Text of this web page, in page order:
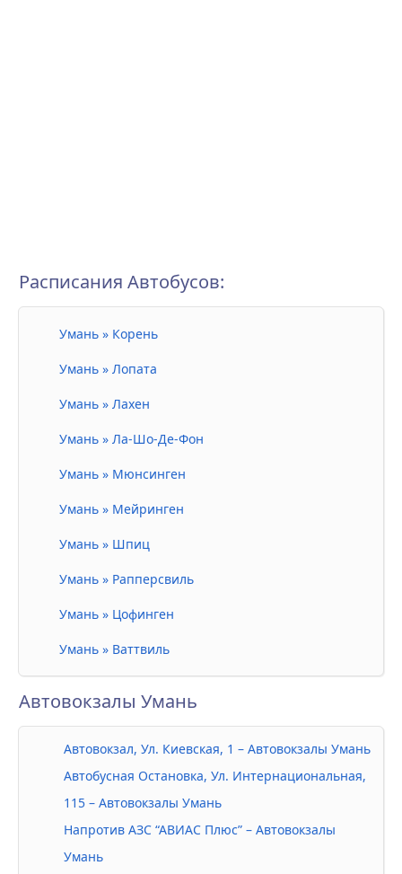
Расписания Автобусов:
Умань » Корень
Умань » Лопата
Умань » Лахен
Умань » Ла-Шо-Де-Фон
Умань » Мюнсинген
Умань » Мейринген
Умань » Шпиц
Умань » Рапперсвиль
Умань » Цофинген
Умань » Ваттвиль
Автовокзалы Умань
Автовокзал, Ул. Киевская, 1 – Автовокзалы Умань
Автобусная Остановка, Ул. Интернациональная,
115 – Автовокзалы Умань
Напротив АЗС “АВИАС Плюс” – Автовокзалы
Умань